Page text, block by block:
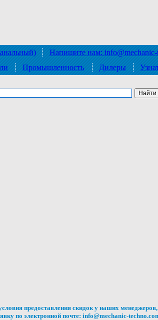
Напишите нам: info@mechanic-
Промышленность Дилеры
предоставления скидок у наших менеджеров,
по электронной почте: info@mechanic-